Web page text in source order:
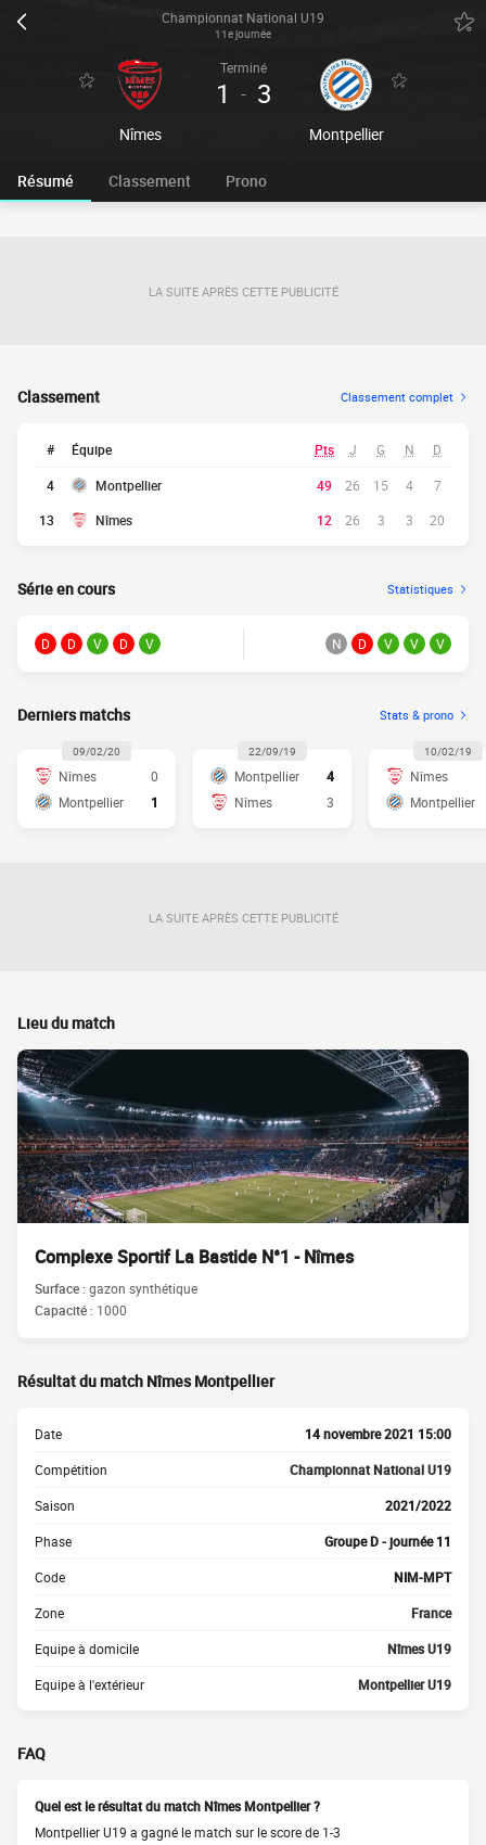
Championnat National U19
11e journée
Nîmes
Terminé
1 - 3
Montpellier
Résumé Classement Prono
LA SUITE APRÈS CETTE PUBLICITÉ
Classement Classement complet
# Équipe Pts J G N D
4 Montpellier 49 26 15 4
7
13
Nîmes 12 26 3 3 20
Série en cours Statistiques
D D V D V N D V V V
Derniers matchs Stats & prono
09/02/20
Nîmes
0
Montpellier
1
22/09/19
Montpellier
4
Nîmes
3
10/02/19
Nîmes
Montpellier
LA SUITE APRÈS CETTE PUBLICITÉ
Lieu du match
Complexe Sportif La Bastide N°1 - Nîmes
Surface :gazon synthétique
Capacité : 1000
Résultat du match Nîmes Montpellier
Date 14 novembre 2021 15:00
Compétition Championnat National U19
Saison 2021/2022
Phase Groupe D - journée 11
Code NIM-MPT
Zone France
Equipe à domicile Nîmes U19
Equipe à l'extérieur Montpellier U19
FAQ
Quel est le résultat du match Nîmes Montpellier ?
Montpellier U19 a gagné le match sur le score de 1-3